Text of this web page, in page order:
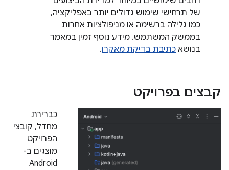
של תרחישי שימוש גדולים יותר באפליקציה,
כמו גלילה ברשימה או מניפולציות אחרות
בממשק המשתמש. מידע נוסף זמין במאמר
בנושא כתיבת בדיקת מאקרו.
קבצים בפרויקט
כברירת
מחדל, קובצי
הפרויקט
מוצגים ב-
Android